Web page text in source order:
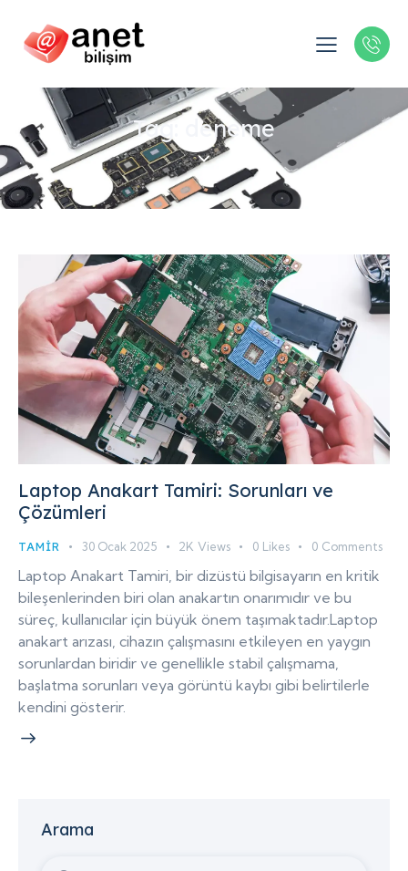
Tag: deneme
Laptop Anakart Tamiri: Sorunları ve
Çözümleri
TAMIR 30 Ocak 2025 2K Views 0 Likes 0 Comments
Laptop Anakart Tamiri, bir dizüstü bilgisayarın en kritik
bileşenlerinden biri olan anakartın onarımıdır ve bu
süreç, kullanıcılar için büyük önem taşımaktadır.Laptop
anakart arızası, cihazın çalışmasını etkileyen en yaygın
sorunlardan biridir ve genellikle stabil çalışmama,
başlatma sorunları veya görüntü kaybı gibi belirtilerle
kendini gösterir.
Arama